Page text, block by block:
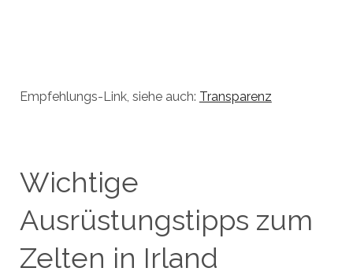
Empfehlungs-Link, siehe auch: Transparenz
Wichtige
Ausrüstungstipps zum
Zelten in Irland